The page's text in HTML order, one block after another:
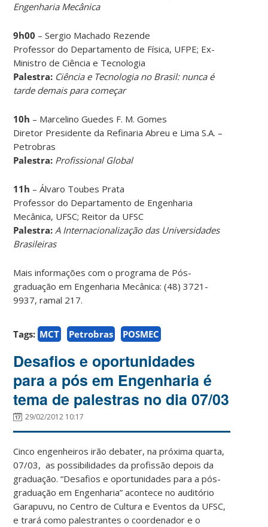
Engenharia Mecânica
9h00 – Sergio Machado Rezende
Professor do Departamento de Física, UFPE; Ex-
Ministro de Ciência e Tecnologia
Palestra: Ciência e Tecnologia no Brasil: nunca é
tarde demais para começar
10h – Marcelino Guedes F. M. Gomes
Diretor Presidente da Refinaria Abreu e Lima S.A. –
Petrobras
Palestra: Profissional Global
11h – Álvaro Toubes Prata
Professor do Departamento de Engenharia
Mecânica, UFSC; Reitor da UFSC
Palestra: A Internacionalização das Universidades
Brasileiras
Mais informações com o programa de Pós-
graduação em Engenharia Mecânica: (48) 3721-
9937, ramal 217.
Tags: MCT Petrobras POSMEC
Desafios e oportunidades
para a pós em Engenharia é
tema de palestras no dia 07/03
29/02/2012 10:17
Cinco engenheiros irão debater, na próxima quarta,
07/03, as possibilidades da profissão depois da
graduação. “Desafios e oportunidades para a pós-
graduação em Engenharia” acontece no auditório
Garapuvu, no Centro de Cultura e Eventos da UFSC,
e trará como palestrantes o coordenador e o